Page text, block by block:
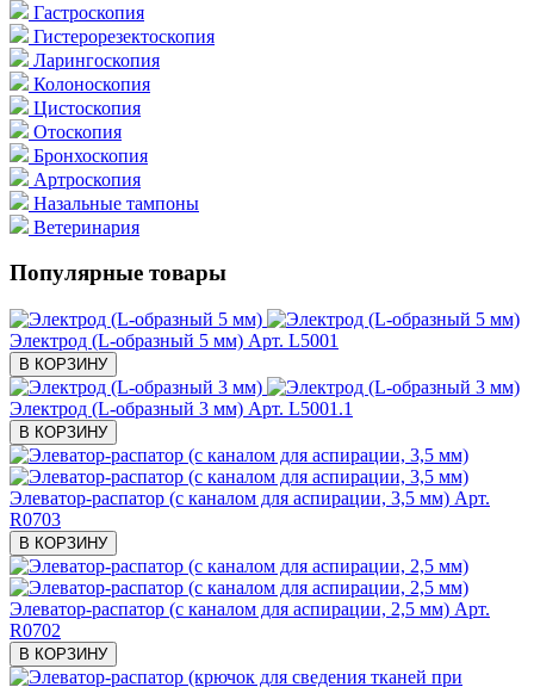
Гастроскопия
Гистерорезектоскопия
Ларингоскопия
Колоноскопия
Цистоскопия
Отоскопия
Бронхоскопия
Артроскопия
Назальные тампоны
Ветеринария
Популярные товары
Электрод (L-образный 5 мм) Арт. L5001
В КОРЗИНУ
Электрод (L-образный 3 мм) Арт. L5001.1
В КОРЗИНУ
Элеватор-распатор (с каналом для аспирации, 3,5 мм) Арт.
R0703
В КОРЗИНУ
Элеватор-распатор (с каналом для аспирации, 2,5 мм) Арт.
R0702
В КОРЗИНУ